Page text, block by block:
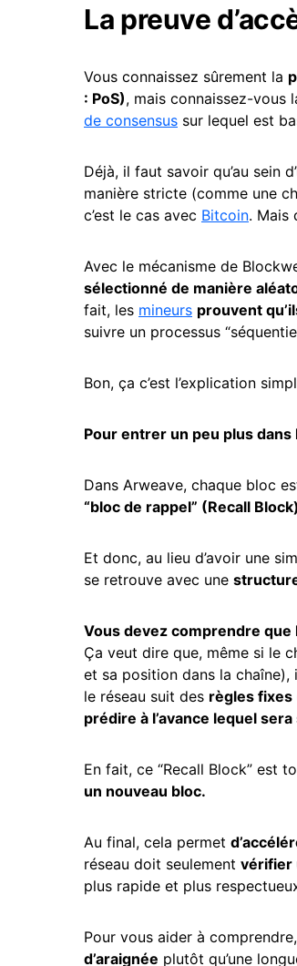
La preuve
Vous connaissez sûrement la
: PoS), mais connaissez-vous
de consensus sur lequel est
Déjà, il faut savoir qu’au sein
manière stricte (comme une
c’est le cas avec Bitcoin. Mais
Avec le mécanisme de
sélectionné de manière
fait, les mineurs prouvent
suivre un processus
Bon, ça c’est l’explication
Pour entrer un peu plus
Dans Arweave, chaque bloc
“bloc de rappel” (Recall Block)
Et donc, au lieu d’avoir une
se retrouve avec une
Vous devez comprendre
Ça veut dire que, même si le
et sa position dans la chaîne),
le réseau suit des règles
prédire à l’avance lequel
En fait, ce “Recall Block” est
un nouveau bloc.
Au final, cela permet
réseau doit seulement vérifier
plus rapide et plus
Pour vous aider à
d’araignée plutôt qu’une